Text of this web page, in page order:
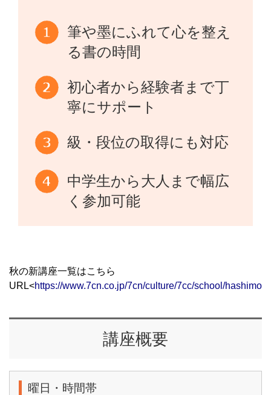
筆や墨にふれて心を整え
る書の時間
初心者から経験者まで丁
寧にサポート
級・段位の取得にも対応
中学生から大人まで幅広
く参加可能
秋の新講座一覧はこちら
URL<https://www.7cn.co.jp/7cn/culture/7cc/school/
講座概要
曜日・時間帯